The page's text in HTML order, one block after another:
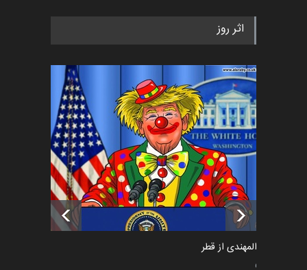
رویداد کارگاهی کارتون و پوستر
اخبار 6 ماه قبل
فراخوان رویداد کارگاهی کارتون و
پوستر "ایران سربل…
اخبار 6 ماه قبل
تسلیت به همکار | سهراب خیری
اخبار 6 ماه قبل
اثر روز
سعد المهندی از قطر
سیاسی